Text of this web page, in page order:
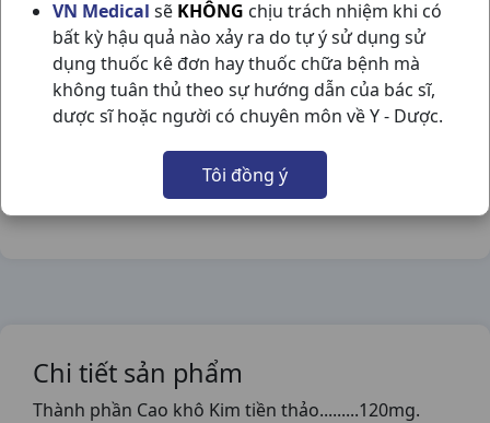
VN Medical sẽ KHÔNG chịu trách nhiệm khi có
bất kỳ hậu quả nào xảy ra do tự ý sử dụng sử
dụng thuốc kê đơn hay thuốc chữa bệnh mà
không tuân thủ theo sự hướng dẫn của bác sĩ,
dược sĩ hoặc người có chuyên môn về Y - Dược.
Tôi đồng ý
KIM TIỀN THẢO C100VBĐ OPC
NSX:OPC
Nhóm hàng:Đông Dược,
Chia sẻ qua mạng xã hội:
Chi tiết sản phẩm
Thành phần Cao khô Kim tiền thảo.........120mg.